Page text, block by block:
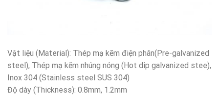
Vật liệu (Material): Thép mạ kẽm điện phân(Pre-galvanized
steel), Thép mạ kẽm nhúng nóng (Hot dip galvanized stee),
Inox 304 (Stainless steel SUS 304)
Độ dày (Thickness): 0.8mm, 1.2mm